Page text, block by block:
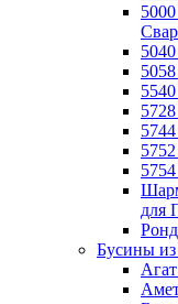
для
Бусины